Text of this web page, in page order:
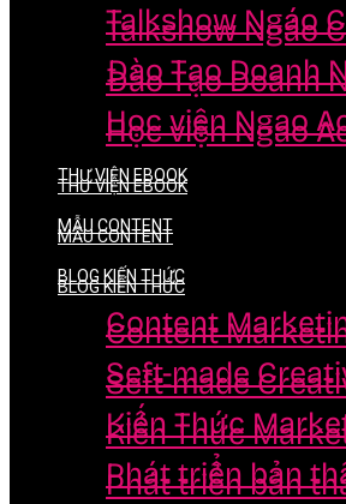
Talkshow Ngáo
Đào Tạo Doanh
Học viện Ngao
THƯ VIỆN EBOOK
MẪU CONTENT
BLOG KIẾN THỨC
Content
Seft-made
Kiến Thức
Phát triển bản
Talkshow Ngáo
Đào Tạo Doanh
Học viện Ngao
THƯ VIỆN EBOOK
MẪU CONTENT
BLOG KIẾN THỨC
Content
Seft-made
Kiến Thức
Phát triển bản